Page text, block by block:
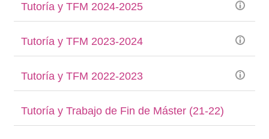
Tutoría y TFM 2024-2025
Tutoría y TFM 2023-2024
Tutoría y TFM 2022-2023
Tutoría y Trabajo de Fin de Máster (21-22)